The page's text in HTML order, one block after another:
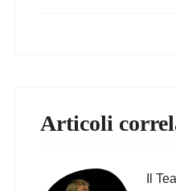
Articoli
Il